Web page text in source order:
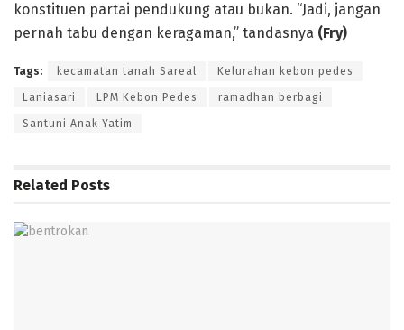
konstituen partai pendukung atau bukan. “Jadi, jangan
pernah tabu dengan keragaman,” tandasnya (Fry)
Tags: kecamatan tanah Sareal Kelurahan kebon pedes
Laniasari LPM Kebon Pedes ramadhan berbagi
Santuni Anak Yatim
Related Posts